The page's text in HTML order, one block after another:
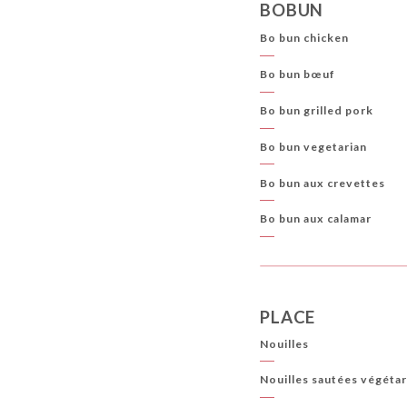
BOBUN
Bo bun chicken
Bo bun bœuf
Bo bun grilled pork
Bo bun vegetarian
Bo bun aux crevettes
Bo bun aux calamar
PLACE
Nouilles
Nouilles sautées